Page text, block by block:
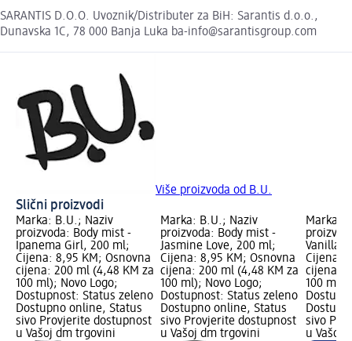
SARANTIS D.O.O. Uvoznik/Distributer za BiH: Sarantis d.o.o.,
Dunavska 1C, 78 000 Banja Luka ba-info@sarantisgroup.com
Više proizvoda od B.U.
Slični proizvodi
Marka: B.U.; Naziv
proizvoda: Body mist -
Ipanema Girl, 200 ml;
Cijena: 8,95 KM; Osnovna
cijena: 200 ml (4,48 KM za
100 ml); Novo Logo;
Dostupnost: Status zeleno
Dostupno online, Status
sivo Provjerite dostupnost
u Vašoj dm trgovini
Marka: B.U.; Naziv
proizvoda: Body mist -
Jasmine Love, 200 ml;
Cijena: 8,95 KM; Osnovna
cijena: 200 ml (4,48 KM za
100 ml); Novo Logo;
Dostupnost: Status zeleno
Dostupno online, Status
sivo Provjerite dostupnost
u Vašoj dm trgovini
Marka:
Vanilla
Cijena:
cijena:
100 ml);
sivo
u Vašoj